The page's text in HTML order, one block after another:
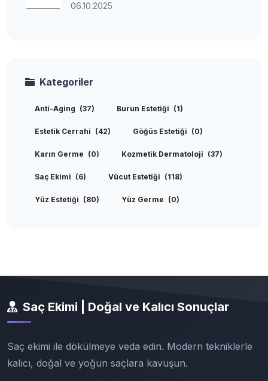
06.10.2025
Kategoriler
Anti-Aging (37) Burun Estetiği (1)
Estetik Cerrahi (42) Göğüs Estetiği (0)
Karın Germe (0) Kozmetik Dermatoloji (37)
Saç Ekimi (6) Vücut Estetiği (118)
Yüz Estetiği (80) Yüz Germe (0)
Saç Ekimi | Doğal ve Kalıcı Sonuçlar
Saç ekimi ile dökülmeye veda edin. Modern tekniklerle
kalıcı, doğal ve yoğun saçlara kavuşun.